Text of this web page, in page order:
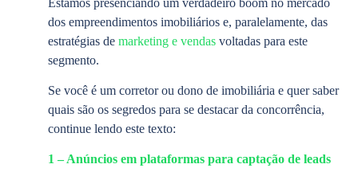
dos empreendimentos imobiliários e, paralelamente, das
estratégias de marketing e vendas voltadas para este
segmento.
Se você é um corretor ou dono de imobiliária e quer saber
quais são os segredos para se destacar da concorrência,
continue lendo este texto:
1 – Anúncios em plataformas para captação de leads